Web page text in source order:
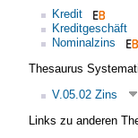
Kredit
Kreditgeschäft
Nominalzins
Thesaurus
V.05.02 Zins
Links zu anderen